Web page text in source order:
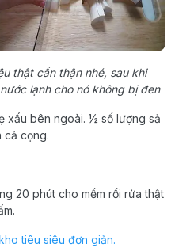
thật cẩn thận nhé, sau khi
lạnh cho nó không bị đen
xấu bên ngoài. ½ số lượng sả
cả cọng.
20 phút cho mềm rồi rửa thật
tiêu siêu đơn giản.